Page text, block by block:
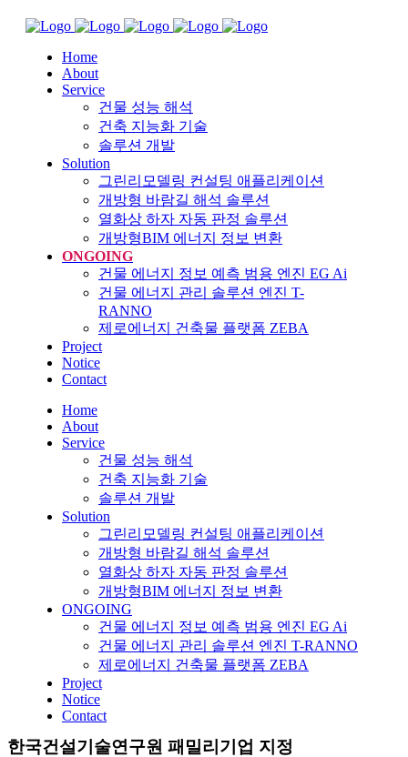
Home
About
Service
건물 성능 해석
건축 지능화 기술
솔루션 개발
Solution
그린리모델링 컨설팅 애플리케이션
개방형 바람길 해석 솔루션
열화상 하자 자동 판정 솔루션
개방형BIM 에너지 정보 변환
ONGOING
건물 에너지 정보 예측 범용 엔진 EG Ai
건물 에너지 관리 솔루션 엔진 T-
RANNO
제로에너지 건축물 플랫폼 ZEBA
Project
Notice
Contact
Home
About
Service
건물 성능 해석
건축 지능화 기술
솔루션 개발
Solution
그린리모델링 컨설팅 애플리케이션
개방형 바람길 해석 솔루션
열화상 하자 자동 판정 솔루션
개방형BIM 에너지 정보 변환
ONGOING
건물 에너지 정보 예측 범용 엔진 EG Ai
건물 에너지 관리 솔루션 엔진 T-RANNO
제로에너지 건축물 플랫폼 ZEBA
Project
Notice
Contact
한국건설기술연구원 패밀리기업 지정